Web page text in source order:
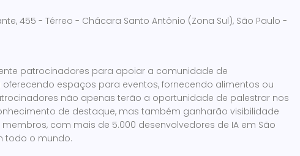
455 - Térreo - Chácara Santo Antônio (Zona Sul), São Paulo -
patrocinadores para apoiar a comunidade de
oferecendo espaços para eventos, fornecendo alimentos ou
não apenas terão a oportunidade de palestrar nos
de destaque, mas também ganharão visibilidade
com mais de 5.000 desenvolvedores de IA em São
todo o mundo.